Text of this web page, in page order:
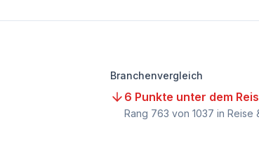
Branchenvergleich
6 Punkte unter dem
Rang 763 von 1037 in Reise